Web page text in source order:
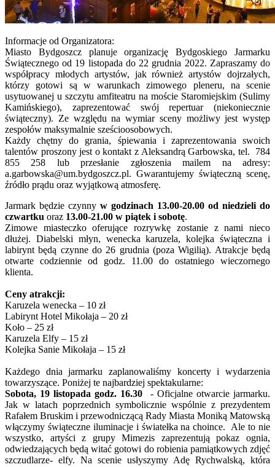
Informacje od Organizatora:
Miasto Bydgoszcz planuje organizację Bydgoskiego Jarmarku
Świątecznego od 19 listopada do 22 grudnia 2022. Zapraszamy do
współpracy młodych artystów, jak również artystów dojrzałych,
którzy gotowi są w warunkach zimowego pleneru, na scenie
usytuowanej u szczytu amfiteatru na moście Staromiejskim (Sulimy
Kamińskiego), zaprezentować swój repertuar (niekoniecznie
świąteczny). Ze względu na wymiar sceny możliwy jest występ
zespołów maksymalnie sześcioosobowych.
Każdy chętny do grania, śpiewania i zaprezentowania swoich
talentów proszony jest o kontakt z Aleksandrą Garbowska, tel. 784
855 258 lub przesłanie zgłoszenia mailem na adresy:
a.garbowska@um.bydgoszcz.pl. Gwarantujemy świąteczną scenę,
źródło prądu oraz wyjątkową atmosferę.
Jarmark będzie czynny w godzinach 13.00-20.00 od niedzieli do
czwartku oraz 13.00-21.00 w piątek i sobotę.
Zimowe miasteczko oferujące rozrywkę zostanie z nami nieco
dłużej. Diabelski młyn, wenecka karuzela, kolejka świąteczna i
labirynt będą czynne do 26 grudnia (poza Wigilią). Atrakcje będą
otwarte codziennie od godz. 11.00 do ostatniego wieczornego
klienta.
Ceny atrakcji:
Karuzela wenecka – 10 zł
Labirynt Hotel Mikołaja – 20 zł
Koło – 25 zł
Karuzela Elfy – 15 zł
Kolejka Sanie Mikołaja – 15 zł
Każdego dnia jarmarku zaplanowaliśmy koncerty i wydarzenia
towarzyszące. Poniżej te najbardziej spektakularne:
Sobota, 19 listopada godz. 16.30
- Oficjalne otwarcie jarmarku.
Jak w latach poprzednich symbolicznie wspólnie z prezydentem
Rafałem Bruskim i przewodniczącą Rady Miasta Moniką Matowską
włączymy świąteczne iluminacje i światełka na choince. Ale to nie
wszystko, artyści z grupy Mimezis zaprezentują pokaz ognia,
odwiedzających będą witać gotowi do robienia pamiątkowych zdjęć
szczudlarze- elfy. Na scenie usłyszymy Adę Rychwalską, która